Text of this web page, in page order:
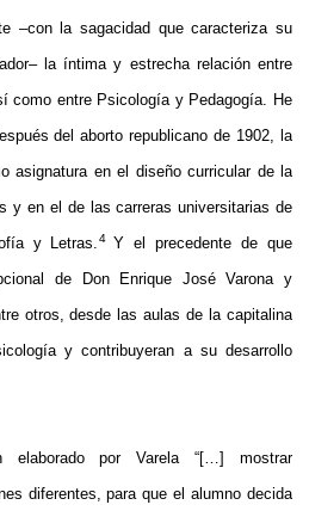
–con la sagacidad que caracteriza su
la íntima y estrecha relación entre
como entre Psicología y Pedagogía. He
del aborto republicano de 1902, la
asignatura en el diseño curricular de la
y en el de las carreras universitarias de
y Letras. 4Y el precedente de que
de Don Enrique José Varona y
otros, desde las aulas de la capitalina
y contribuyeran a su desarrollo
elaborado por Varela “[…] mostrar
diferentes, para que el alumno decida